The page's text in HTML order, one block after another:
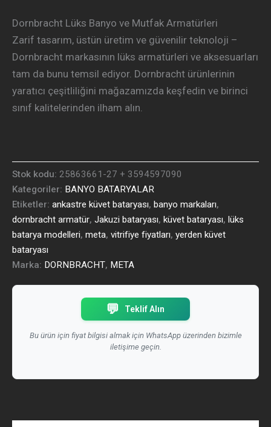
Dornbracht Lüks Banyo ve Mutfak Armatürleri
Zarif tasarım, üstün üretim ve güvenilir teknoloji –
Dornbracht markasının lüks armatürleri ve aksesuarları
tam da bunu temsil ediyor. Dornbracht ürünlerinin
yaratıcı çeşitliliğini mağazamızda keşfedin ve birinci
sınıf kalitelerinden ilham alın.
Stok kodu: 25863661-27 + 3594597090
Kategoriler: BANYO BATARYALAR
Etiketler: ankastre küvet bataryası, banyo markaları,
dornbracht armatür, Jakuzi bataryası, küvet bataryası, lüks
batarya modelleri, meta, vitrifiye fiyatları, yerden küvet
bataryası
Marka: DORNBRACHT, META
💬 Teklif Alın
Bu ürün için fiyat bilgisi almak için WhatsApp üzerinden bizimle
iletişime geçin.